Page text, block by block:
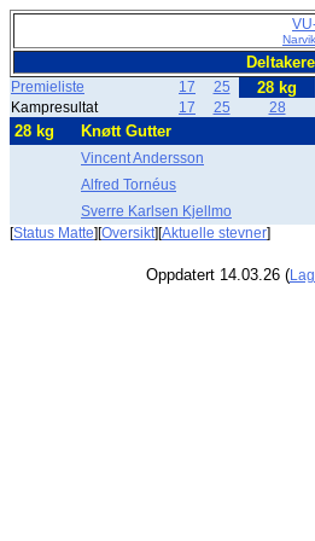
Premieliste 17 25 28 kg
Kampresultat
17 25 28
28 kg Knøtt Gutter
Vincent Andersson
Alfred Tornéus
Sverre Karlsen Kjellmo
[Status Matte][Oversikt][Aktuelle stevner]
Oppdatert 14.03.26 (